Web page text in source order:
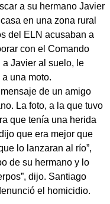
a su hermano Javier
en una zona rural
del ELN acusaban a
con el Comando
Javier al suelo, le
una moto.
de un amigo
La foto, a la que tuvo
que tenía una herida
que era mejor que
lo lanzaran al río”,
de su hermano y lo
dijo. Santiago
el homicidio.